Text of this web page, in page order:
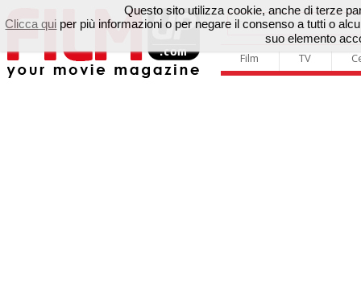
Film TV
Questo sito utilizza cookie, anche di terze
Clicca qui per più informazioni o per negare il consenso a tutti o
suo elemento